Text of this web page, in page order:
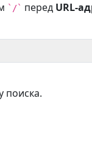
`/` перед URL-
поиска.